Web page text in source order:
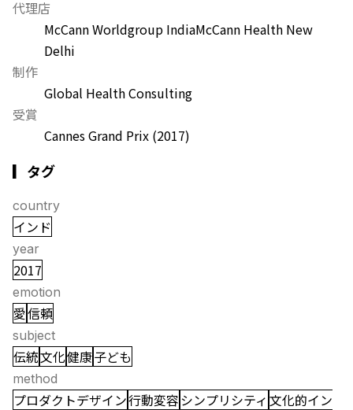
代理店
McCann Worldgroup IndiaMcCann Health New
Delhi
制作
Global Health Consulting
受賞
Cannes Grand Prix (2017)
▎タグ
country
インド
year
2017
emotion
愛信頼
subject
伝統文化健康子ども
method
プロダクトデザイン行動変容シンプリシティ 文化的イン